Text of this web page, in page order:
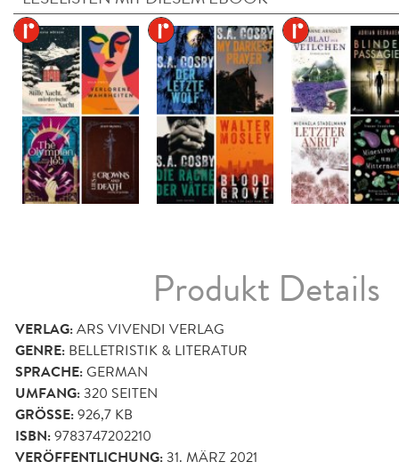
Produkt Details
VERLAG:ARS VIVENDI VERLAG
GENRE: BELLETRISTIK & LITERATUR
SPRACHE:GERMAN
UMFANG:320 SEITEN
GRÖSSE: 926,7 KB
ISBN:9783747202210
VERÖFFENTLICHUNG:31. MÄRZ 2021